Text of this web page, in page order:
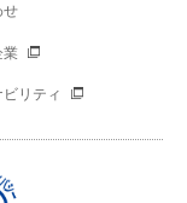
せ
業
リティ